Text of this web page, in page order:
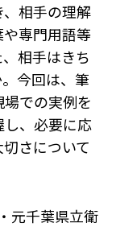
相手の理解
専門用語等
相手はきち
今回は、筆
での実例を
、必要に応
さについて
元千葉県立衛